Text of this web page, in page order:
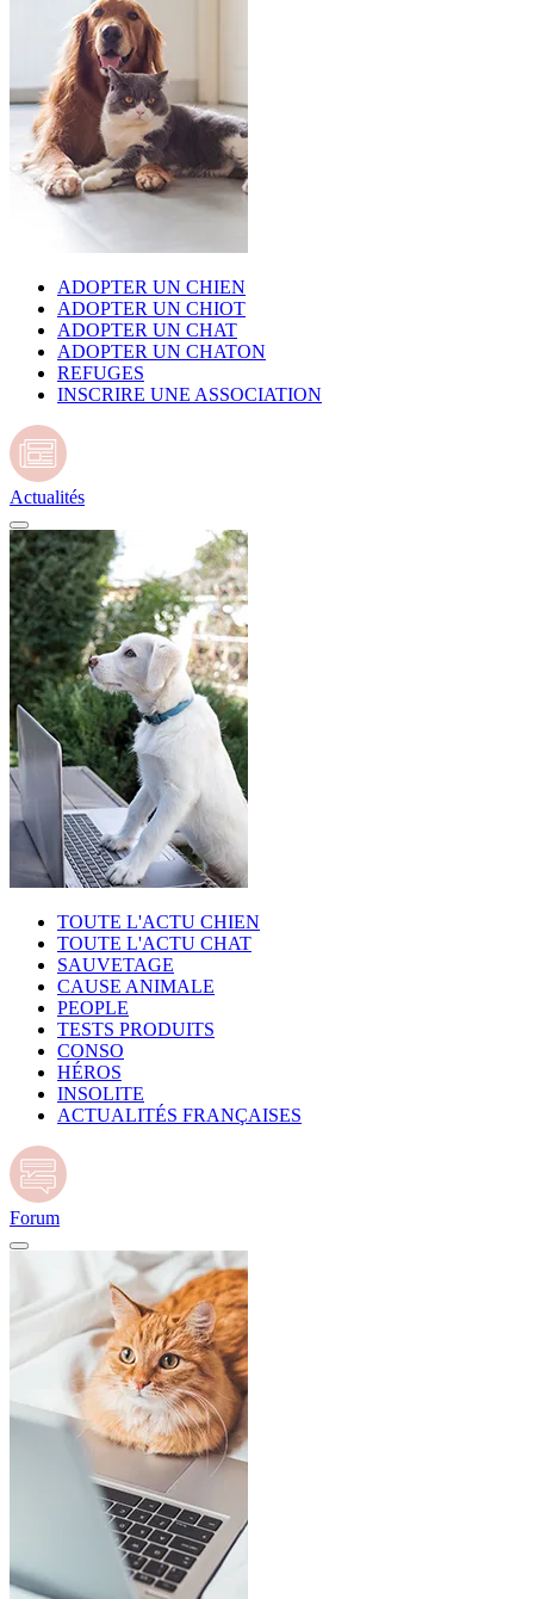
ADOPTER UN CHIEN
ADOPTER UN CHIOT
ADOPTER UN CHAT
ADOPTER UN CHATON
REFUGES
INSCRIRE UNE ASSOCIATION
Actualités
TOUTE L'ACTU CHIEN
TOUTE L'ACTU CHAT
SAUVETAGE
CAUSE ANIMALE
PEOPLE
TESTS PRODUITS
CONSO
HÉROS
INSOLITE
ACTUALITÉS FRANÇAISES
Forum